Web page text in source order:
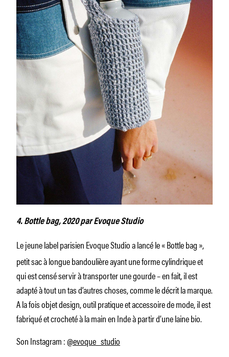
4. Bottle bag, 2020 par Evoque Studio
Le jeune label parisien Evoque Studio a lancé le « Bottle bag »,
petit sac à longue bandoulière ayant une forme cylindrique et
qui est censé servir à transporter une gourde – en fait, il est
adapté à tout un tas d’autres choses, comme le décrit la marque.
A la fois objet design, outil pratique et accessoire de mode, il est
fabriqué et crocheté à la main en Inde à partir d’une laine bio.
Son Instagram :@evoque_studio